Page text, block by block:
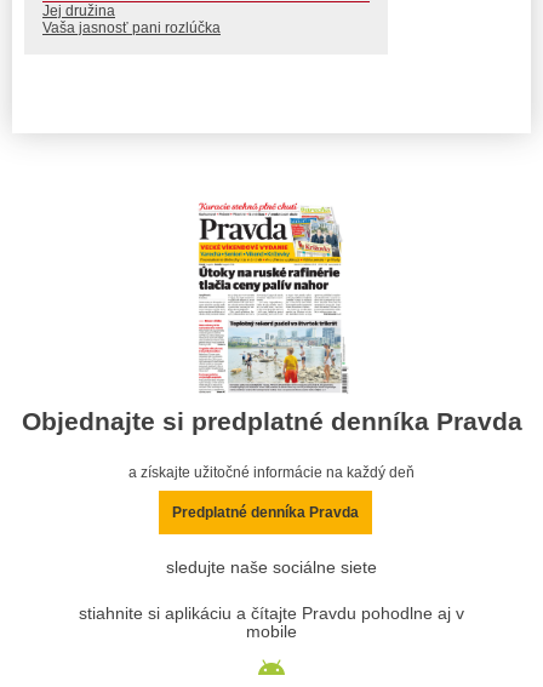
Jej družina
Vaša jasnosť pani rozlúčka
Objednajte si predplatné denníka Pravda
a získajte užitočné informácie na každý deň
Predplatné denníka Pravda
sledujte naše sociálne siete
stiahnite si aplikáciu a čítajte Pravdu pohodlne aj v
mobile